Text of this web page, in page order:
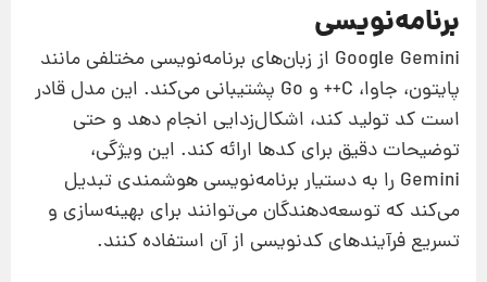
برنامه‌نویسی
Google Gemini از زبان‌های برنامه‌نویسی مختلفی مانند
پایتون، جاوا، C++ و Go پشتیبانی می‌کند. این مدل قادر
است کد تولید کند، اشکال‌زدایی انجام دهد و حتی
توضیحات دقیق برای کدها ارائه کند. این ویژگی،
Gemini را به دستیار برنامه‌نویسی هوشمندی تبدیل
می‌کند که توسعه‌دهندگان می‌توانند برای بهینه‌سازی و
تسریع فرآیندهای کدنویسی از آن استفاده کنند.